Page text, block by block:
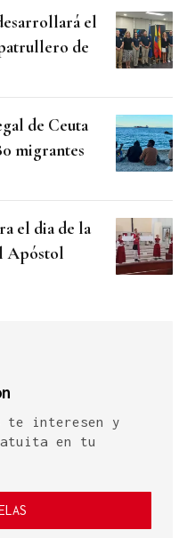
el
de
de Ceuta
migrantes
el dia de la
Apóstol
te interesen y
en tu